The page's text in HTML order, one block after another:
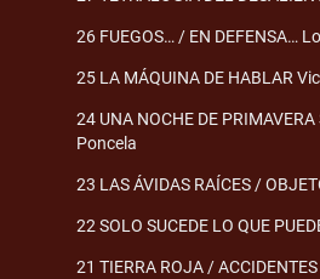
26 FUEGOS… / EN DEFENSA…
25 LA MÁQUINA DE HABLAR
24 UNA NOCHE DE
Poncela
23 LAS ÁVIDAS RAÍCES /
22 SOLO SUCEDE LO QUE
21 TIERRA ROJA /